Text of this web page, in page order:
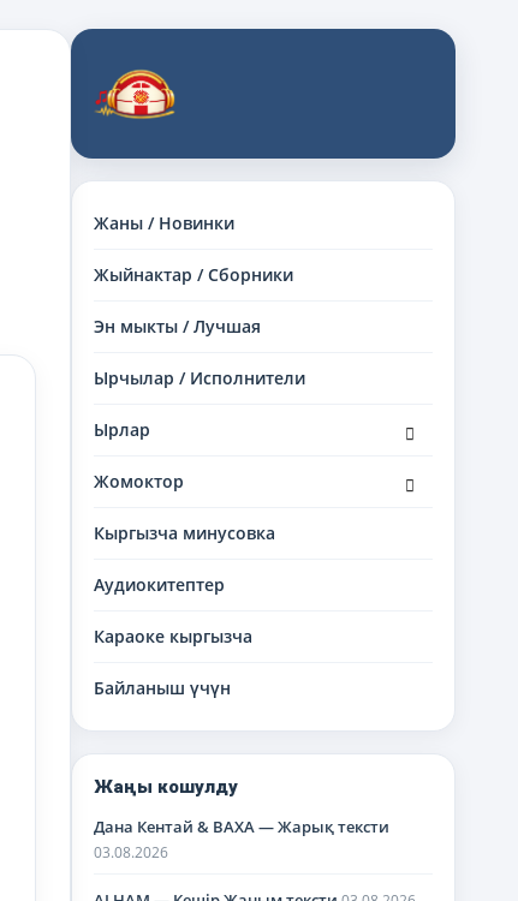
Жаны / Новинки
Жыйнактар / Сборники
Эн мыкты / Лучшая
Ырчылар / Исполнители
Ырлар
дочернее
Жомоктор
дочернее
Кыргызча минусовка
Аудиокитептер
Караоке кыргызча
Байланыш үчүн
Жаңы кошулду
Дана Кентай & BAXA — Жарық тексти
03.08.2026